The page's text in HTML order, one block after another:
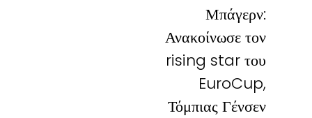
Μπάγερν:
Ανακοίνωσε τον
rising star του
EuroCup,
Τόμπιας Γένσεν